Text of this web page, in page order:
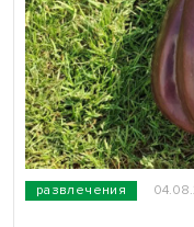
развлечения